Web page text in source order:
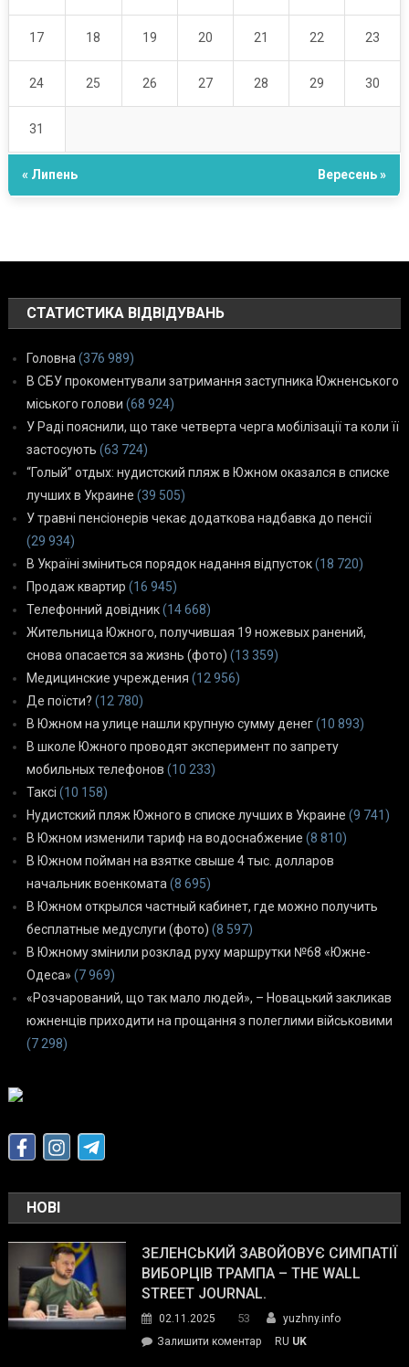
17 18 19 20 21 22 23
24 25 26 27 28 29 30
31
« Липень Вересень »
СТАТИСТИКА ВІДВІДУВАНЬ
Головна (376 989)
В СБУ прокоментували затримання заступника Южненського
міського голови (68 924)
У Раді пояснили, що таке четверта черга мобілізації та коли її
застосують (63 724)
“Голый” отдых: нудистский пляж в Южном оказался в списке
лучших в Украине (39 505)
У травні пенсіонерів чекає додаткова надбавка до пенсії
(29 934)
В Україні зміниться порядок надання відпусток(18 720)
Продаж квартир (16 945)
Телефонний довідник(14 668)
Жительница Южного, получившая 19 ножевых ранений,
снова опасается за жизнь (фото) (13 359)
Медицинские учреждения (12 956)
Де поїсти? (12 780)
В Южном на улице нашли крупную сумму денег(10 893)
В школе Южного проводят эксперимент по запрету
мобильных телефонов (10 233)
Таксі (10 158)
Нудистский пляж Южного в списке лучших в Украине (9 741)
В Южном изменили тариф на водоснабжение (8 810)
В Южном пойман на взятке свыше 4 тыс. долларов
начальник военкомата (8 695)
В Южном открылся частный кабинет, где можно получить
бесплатные медуслуги (фото) (8 597)
В Южному змінили розклад руху маршрутки №68 «Южне-
Одеса» (7 969)
«Розчарований, що так мало людей», – Новацький закликав
южненців приходити на прощання з полеглими військовими
(7 298)
НОВІ
ЗЕЛЕНСЬКИЙ ЗАВОЙОВУЄ СИМПАТІЇ
ВИБОРЦІВ ТРАМПА – THE WALL
STREET JOURNAL.
02.11.2025 53
yuzhny.info
Залишити коментарon
RU UK